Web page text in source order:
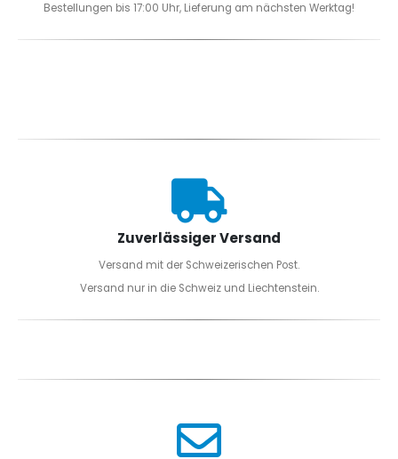
Bestellungen bis 17:00 Uhr, Lieferung am nächsten Werktag!
Zuverlässiger Versand
Versand mit der Schweizerischen Post.
Versand nur in die Schweiz und Liechtenstein.